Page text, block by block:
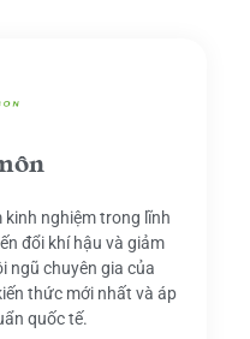
nghiệm trong lĩnh
đổi khí hậu và giảm
ngũ chuyên gia của
thức mới nhất và áp
quốc tế.